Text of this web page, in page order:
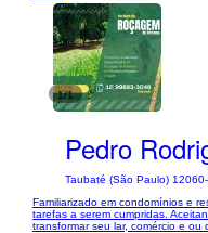
1/1
Pedro
Taubaté (São Paulo)
Familiarizado em condomínios e
tarefas a serem cumpridas.
transformar seu lar, comércio e ou